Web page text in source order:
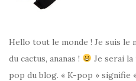
Hello tout le monde ! Je suis le
du cactus, ananas !
Je serai
pop du blog. « K-pop » signifie